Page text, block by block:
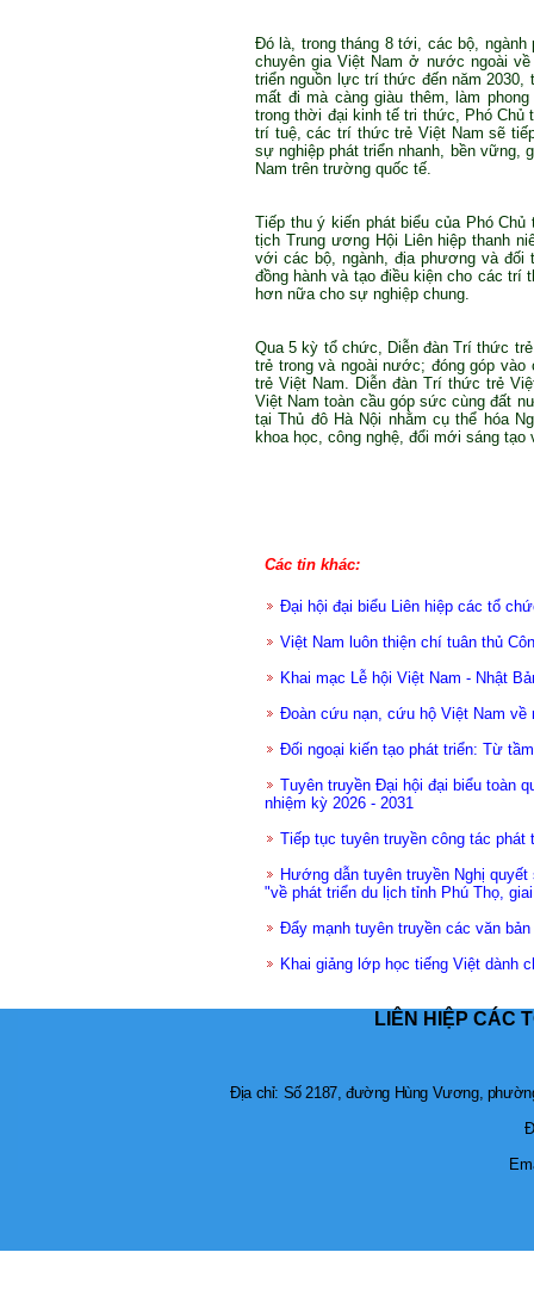
Đó là, trong tháng 8 tới, các bộ,
chuyên gia Việt Nam ở nước ngoài
triển nguồn lực trí thức đến năm
mất đi mà càng giàu thêm, làm
trong thời đại kinh tế tri thức, Phó
trí tuệ, các trí thức trẻ Việt Nam sẽ
sự nghiệp phát triển nhanh, bền vững,
Nam trên trường quốc tế.
Tiếp thu ý kiến phát biểu của Phó
tịch Trung ương Hội Liên hiệp thanh
với các bộ, ngành, địa phương và đối
đồng hành và tạo điều kiện cho các trí
hơn nữa cho sự nghiệp chung.
Qua 5 kỳ tổ chức, Diễn đàn Trí thức
trẻ trong và ngoài nước; đóng góp
trẻ Việt Nam. Diễn đàn Trí thức trẻ
Việt Nam toàn cầu góp sức cùng đất
tại Thủ đô Hà Nội nhằm cụ thể hóa
khoa học, công nghệ, đổi mới sáng tạo
Các tin khác:
Đại hội đại biểu Liên hiệp các tổ
Việt Nam luôn thiện chí tuân thủ
Khai mạc Lễ hội Việt Nam - Nhật
Đoàn cứu nạn, cứu hộ Việt Nam về
Đối ngoại kiến tạo phát triển: Từ
Tuyên truyền Đại hội đại biểu toàn
nhiệm kỳ 2026 - 2031
Tiếp tục tuyên truyền công tác phát
Hướng dẫn tuyên truyền Nghị
"về phát triển du lịch tỉnh Phú Thọ,
Đẩy mạnh tuyên truyền các văn
Khai giảng lớp học tiếng Việt dành
LIÊN HIỆP CÁC
Địa chỉ: Số 2187, đường Hùng Vương,